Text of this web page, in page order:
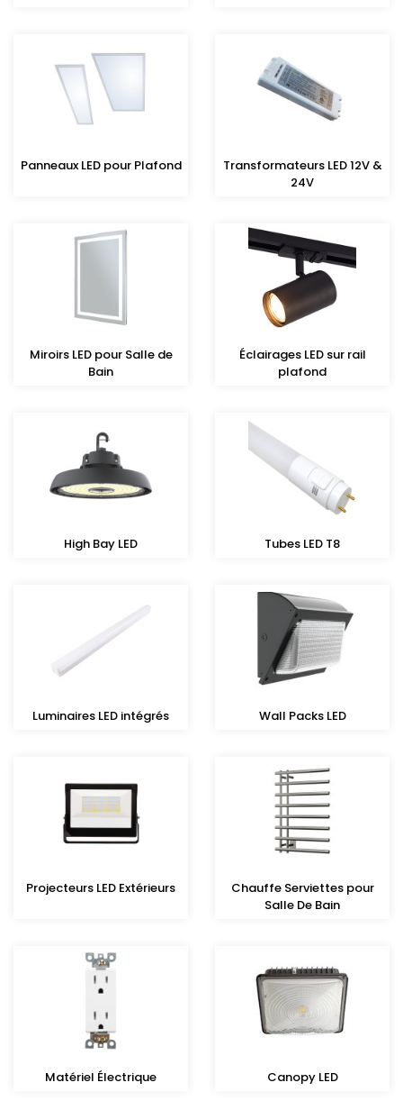
Panneaux LED pour Plafond
Transformateurs LED 12V &
24V
Miroirs LED pour Salle de
Bain
Éclairages LED sur rail
plafond
High Bay LED Tubes LED T8
Luminaires LED intégrés Wall Packs LED
Projecteurs LED Extérieurs
Chauffe Serviettes pour
Salle De Bain
Matériel Électrique Canopy LED